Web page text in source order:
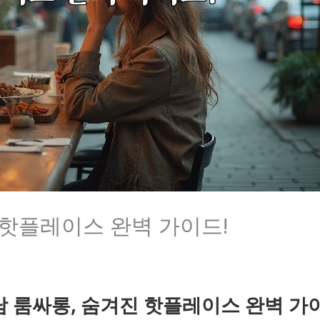
플레이스 완벽 가이드!
룸싸롱, 숨겨진 핫플레이스 완벽 가